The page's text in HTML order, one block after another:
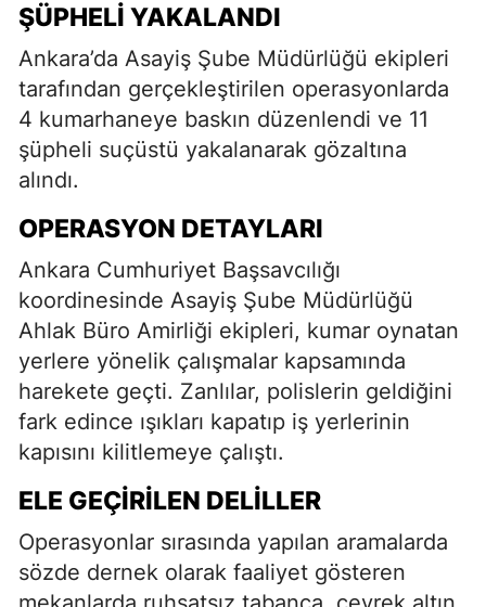
ŞÜPHELI YAKALANDI
Ankara’da Asayiş Şube Müdürlüğü ekipleri
tarafından gerçekleştirilen operasyonlarda
4 kumarhaneye baskın düzenlendi ve 11
şüpheli suçüstü yakalanarak gözaltına
alındı.
OPERASYON DETAYLARI
Ankara Cumhuriyet Başsavcılığı
koordinesinde Asayiş Şube Müdürlüğü
Ahlak Büro Amirliği ekipleri, kumar oynatan
yerlere yönelik çalışmalar kapsamında
harekete geçti. Zanlılar, polislerin geldiğini
fark edince ışıkları kapatıp iş yerlerinin
kapısını kilitlemeye çalıştı.
ELE GEÇIRILEN DELILLER
Operasyonlar sırasında yapılan aramalarda
sözde dernek olarak faaliyet gösteren